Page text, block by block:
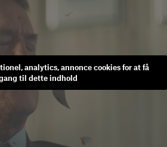
analytics, annonce cookies for at få
til dette indhold